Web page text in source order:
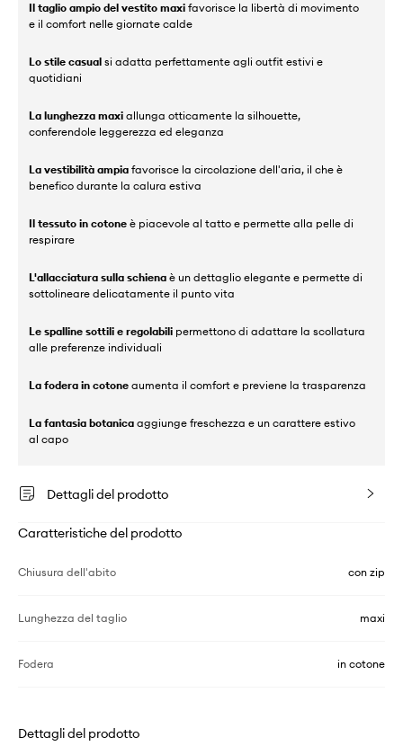
Il taglio ampio del vestito maxi favorisce la libertà di movimento
e il comfort nelle giornate calde
Lo stile casual si adatta perfettamente agli outfit estivi e
quotidiani
La lunghezza maxi allunga otticamente la silhouette,
conferendole leggerezza ed eleganza
La vestibilità ampia favorisce la circolazione dell'aria, il che è
benefico durante la calura estiva
Il tessuto in cotone è piacevole al tatto e permette alla pelle di
respirare
L'allacciatura sulla schiena è un dettaglio elegante e permette di
sottolineare delicatamente il punto vita
Le spalline sottili e regolabili permettono di adattare la scollatura
alle preferenze individuali
La fodera in cotone aumenta il comfort e previene la trasparenza
La fantasia botanica aggiunge freschezza e un carattere estivo
al capo
Dettagli del prodotto
Caratteristiche del prodotto
Chiusura dell'abito con zip
Lunghezza del taglio maxi
Fodera in cotone
Dettagli del prodotto